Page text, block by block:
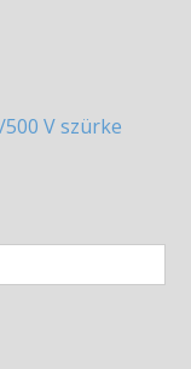
V szürke